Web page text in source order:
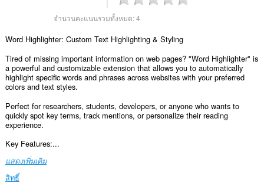
จำนวนคะแนนรวมทั้งหมด:4
Word Highlighter: Custom Text Highlighting & Styling
Tired of missing important information on web pages? "Word Highlighter" is
a powerful and customizable extension that allows you to automatically
highlight specific words and phrases across websites with your preferred
colors and text styles.
Perfect for researchers, students, developers, or anyone who wants to
quickly spot key terms, track mentions, or personalize their reading
experience.
Key Features:...
แสดงเพิ่มเติม
สิทธิ์